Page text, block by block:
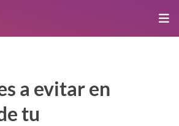
a evitar en
tu